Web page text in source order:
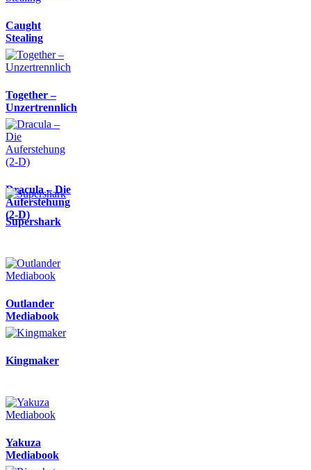
Caught
Stealing
Together –
Unzertrennlich
Dracula – Die
Auferstehung
(2-D)
Supershark
Outlander
Mediabook
Kingmaker
Yakuza
Mediabook